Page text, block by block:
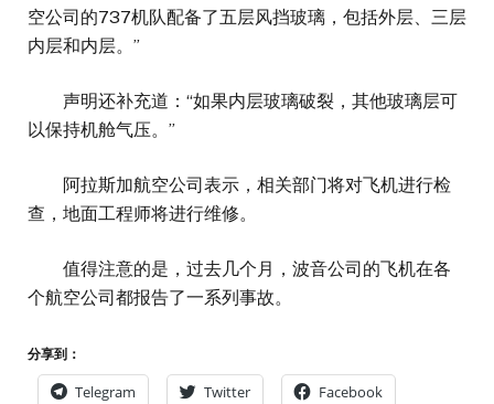
空公司的737机队配备了五层风挡玻璃，包括外层、三层
内层和内层。”
声明还补充道：“如果内层玻璃破裂，其他玻璃层可
以保持机舱气压。”
阿拉斯加航空公司表示，相关部门将对飞机进行检
查，地面工程师将进行维修。
值得注意的是，过去几个月，波音公司的飞机在各
个航空公司都报告了一系列事故。
分享到：
Telegram Twitter Facebook